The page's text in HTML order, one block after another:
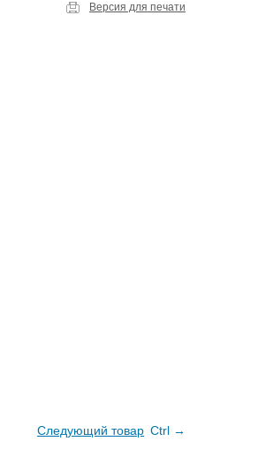
Версия для печати
Следующий товар Ctrl →